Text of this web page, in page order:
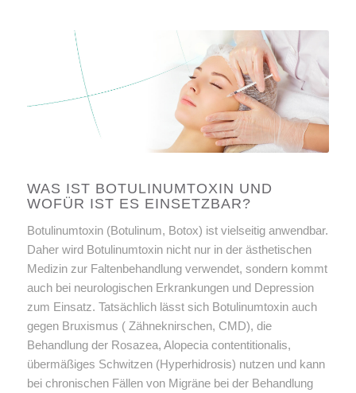
WAS IST BOTULINUMTOXIN UND
WOFÜR IST ES EINSETZBAR?
Botulinumtoxin (Botulinum, Botox) ist vielseitig anwendbar.
Daher wird Botulinumtoxin nicht nur in der ästhetischen
Medizin zur Faltenbehandlung verwendet, sondern kommt
auch bei neurologischen Erkrankungen und Depression
zum Einsatz. Tatsächlich lässt sich Botulinumtoxin auch
gegen Bruxismus ( Zähneknirschen, CMD), die
Behandlung der Rosazea, Alopecia contentitionalis,
übermäßiges Schwitzen (Hyperhidrosis) nutzen und kann
bei chronischen Fällen von Migräne bei der Behandlung